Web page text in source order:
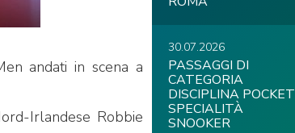
andati in scena a
Irlandese Robbie
30.07.2026
PASSAGGI DI
CATEGORIA
DISCIPLINA POCKET
SPECIALITÀ
SNOOKER